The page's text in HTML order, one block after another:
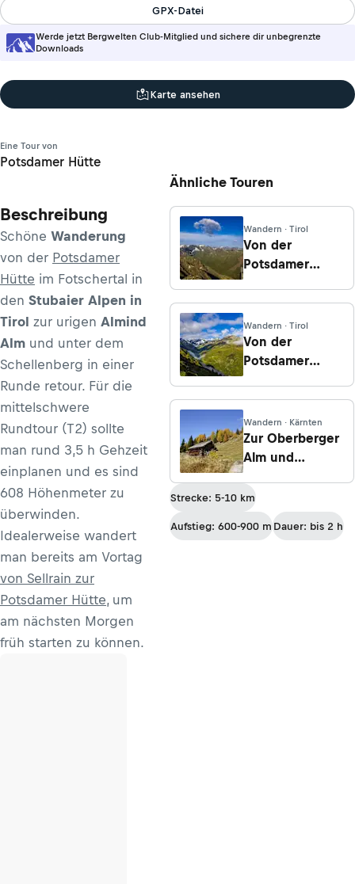
Werde jetzt Bergwelten Club-Mitglied und sichere dir unbegrenzte
Downloads
GPX-Datei
Karte ansehen
Eine Tour von
Potsdamer Hütte
Beschreibung
Schöne Wanderung
von der Potsdamer
Hütte im Fotschertal in
den Stubaier Alpen in
Tirol zur urigen Almind
Alm und unter dem
Schellenberg in einer
Runde retour. Für die
mittelschwere
Rundtour (T2) sollte
man rund 3,5 h Gehzeit
einplanen und es sind
608 Höhenmeter zu
überwinden.
Idealerweise wandert
man bereits am Vortag
von Sellrain zur
Potsdamer Hütte, um
am nächsten Morgen
früh starten zu können.
Ähnliche Touren
Wandern · Tirol
Von der
Potsdamer
Schwarzhorn
und über die
Wildkopfscharte
zurück
Wandern · Tirol
Von der
Potsdamer
Kreuzjöchl zur
Adolf-Pichler-
Hütte
Wandern · Kärnten
Zur Oberberger
Alm und
Strecke: 5-10 km
Aufstieg: 600-900 m Dauer: bis 2 h